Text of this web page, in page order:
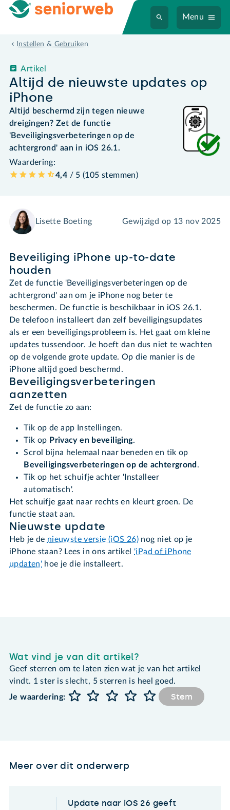
Menu
Instellen & Gebruiken
Altijd de nieuwste updates op
iPhone
Artikel
Altijd beschermd zijn tegen nieuwe
dreigingen? Zet de functie
'Beveiligingsverbeteringen op de
achtergrond' aan in iOS 26.1.
Waardering:
4,4 / 5 (105 stemmen)
Lisette Boeting Gewijzigd op 13 nov 2025
Beveiliging iPhone up-to-date
houden
Zet de functie 'Beveiligingsverbeteringen op de
achtergrond' aan om je iPhone nog beter te
beschermen. De functie is beschikbaar in iOS 26.1.
De telefoon installeert dan zelf beveiligingsupdates
als er een beveiligingsprobleem is. Het gaat om kleine
updates tussendoor. Je hoeft dan dus niet te wachten
op de volgende grote update. Op die manier is de
iPhone altijd goed beschermd.
Beveiligingsverbeteringen
aanzetten
Zet de functie zo aan:
Tik op de app Instellingen.
Tik op Privacy en beveiliging.
Scrol bijna helemaal naar beneden en tik op
Beveiligingsverbeteringen op de achtergrond .
Tik op het schuifje achter 'Installeer
automatisch'.
Het schuifje gaat naar rechts en kleurt groen. De
functie staat aan.
Nieuwste update
Heb je de nieuwste versie (iOS 26) nog niet op je
iPhone staan? Lees in ons artikel 'iPad of iPhone
updaten' hoe je die installeert.
Wat vind je van dit artikel?
Geef sterren om te laten zien wat je van het artikel
vindt. 1 ster is slecht, 5 sterren is heel goed.
Je waardering:
Stem
Meer over dit onderwerp
Update naar iOS 26 geeft